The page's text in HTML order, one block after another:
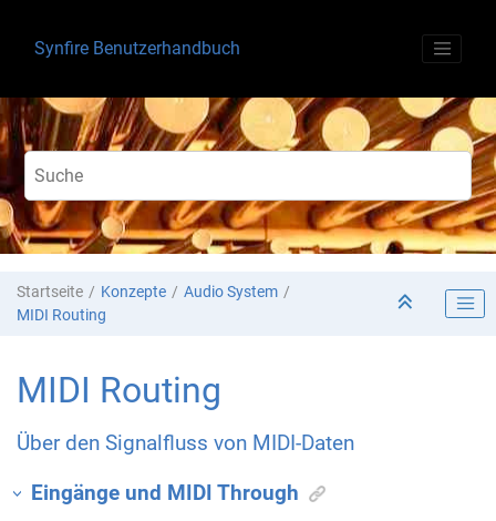
Synfire Benutzerhandbuch
Startseite Konzepte
Audio System
MIDI Routing
MIDI Routing
Über den Signalfluss von MIDI-Daten
Eingänge und MIDI Through